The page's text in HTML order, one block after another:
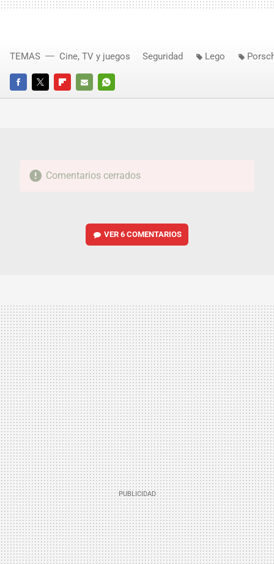
FACEBOOKTWITTERFLIPBOARD
E-
WHATSAPP
TEMAS Cine, TV y juegos Seguridad Lego
Comentarios cerrados
VER6 COMENTARIOS